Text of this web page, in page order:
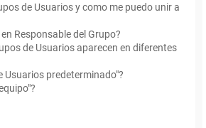
de Usuarios y como me puedo unir a
Responsable del Grupo?
de Usuarios aparecen en diferentes
Usuarios predeterminado"?